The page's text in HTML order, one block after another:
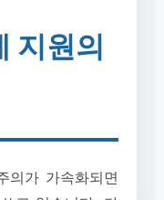
지원의
의가 가속화되면